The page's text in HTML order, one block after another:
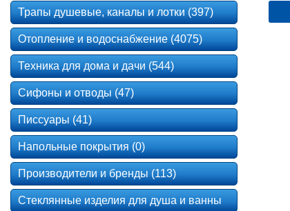
Трапы душевые, каналы и лотки (397)
Отопление и водоснабжение (4075)
Техника для дома и дачи (544)
Сифоны и отводы (47)
Писсуары (41)
Напольные покрытия (0)
Производители и бренды (113)
Стеклянные изделия для душа и ванны